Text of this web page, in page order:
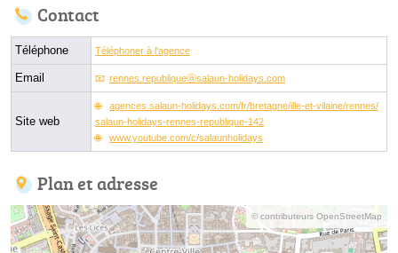
Contact
Téléphone Téléphoner à l'agence
Email rennes.republiqueⓐsalaun-holidays.com
Site web
agences.salaun-holidays.com/fr/bretagne/ille-et-vilaine/rennes/
salaun-holidays-rennes-republique-142
www.youtube.com/c/salaunholidays
Plan et adresse
© contributeurs OpenStreetMap